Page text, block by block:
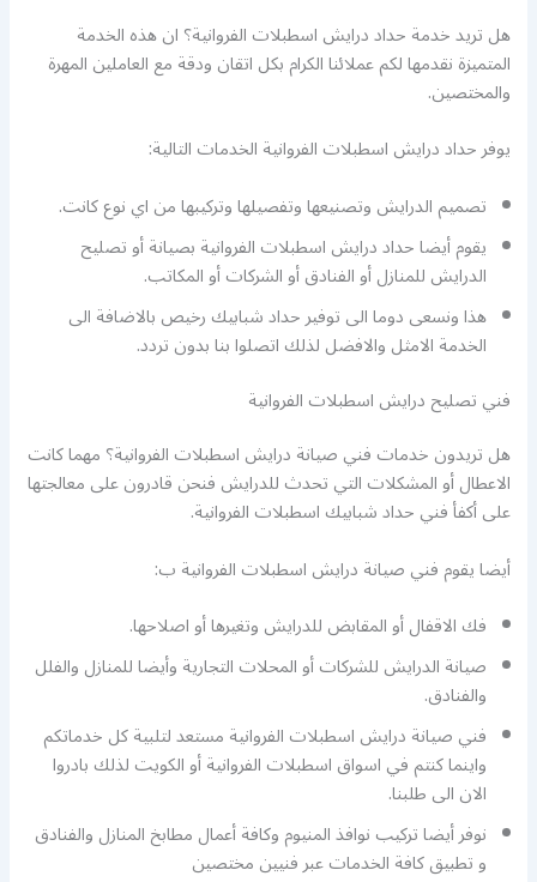
هل تريد خدمة حداد درايش اسطبلات الفروانية؟ ان هذه الخدمة
المتميزة نقدمها لكم عملائنا الكرام بكل اتقان ودقة مع العاملين المهرة
والمختصين.
يوفر حداد درايش اسطبلات الفروانية الخدمات التالية:
تصميم الدرايش وتصنيعها وتفصيلها وتركيبها من اي نوع كانت.
يقوم أيضا حداد درايش اسطبلات الفروانية بصيانة أو تصليح
الدرايش للمنازل أو الفنادق أو الشركات أو المكاتب.
هذا ونسعى دوما الى توفير حداد شبابيك رخيص بالاضافة الى
الخدمة الامثل والافضل لذلك اتصلوا بنا بدون تردد.
فني تصليح درايش اسطبلات الفروانية
هل تريدون خدمات فني صيانة درايش اسطبلات الفروانية؟ مهما كانت
الاعطال أو المشكلات التي تحدث للدرايش فنحن قادرون على معالجتها
على أكفأ فني حداد شبابيك اسطبلات الفروانية.
أيضا يقوم فني صيانة درايش اسطبلات الفروانية ب:
فك الاقفال أو المقابض للدرايش وتغيرها أو اصلاحها.
صيانة الدرايش للشركات أو المحلات التجارية وأيضا للمنازل والفلل
والفنادق.
فني صيانة درايش اسطبلات الفروانية مستعد لتلبية كل خدماتكم
واينما كنتم في اسواق اسطبلات الفروانية أو الكويت لذلك بادروا
الان الى طلبنا.
نوفر أيضا تركيب نوافذ المنيوم وكافة أعمال مطابخ المنازل والفنادق
و تطبيق كافة الخدمات عبر فنيين مختصين